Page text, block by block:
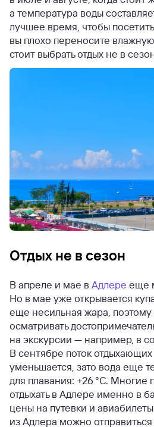
а температура воды
лучшее время, чтобы
вы плохо переносите
стоит выбрать отдых не в
Отдых не в сезон
В апреле и мае в Адлере еще
Но в мае уже открывается
еще несильная жара,
осматривать
на экскурсии — например, в
В сентябре поток
уменьшается, зато вода еще
для плавания: +26 °C. Многие
отдыхать в Адлере именно в
цены на путевки и
из Адлера можно отправиться